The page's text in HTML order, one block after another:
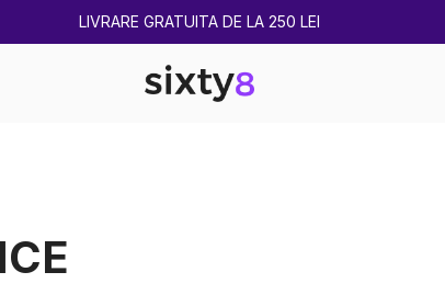
2 CUMPĂRATE = 1 CADOU